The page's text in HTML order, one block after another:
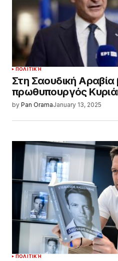
ΠΟΛΙΤΙΚΉ
Στη Σαουδική Αραβία
πρωθυπουργός
by Pan OramaJanuary 13, 2025
ΠΟΛΙΤΙΚΉ